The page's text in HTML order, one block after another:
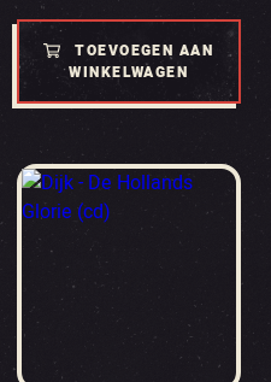
TOEVOEGEN AAN
WINKELWAGEN